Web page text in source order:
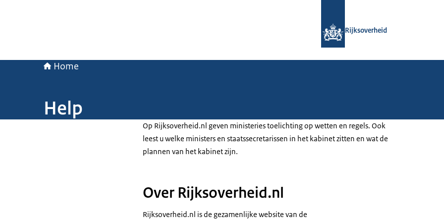
Rijksoverheid
Home
Help
Op Rijksoverheid.nl geven ministeries toelichting op wetten en regels. Ook
leest u welke ministers en staatssecretarissen in het kabinet zitten en wat de
plannen van het kabinet zijn.
Over Rijksoverheid.nl
Rijksoverheid.nl is de gezamenlijke website van de